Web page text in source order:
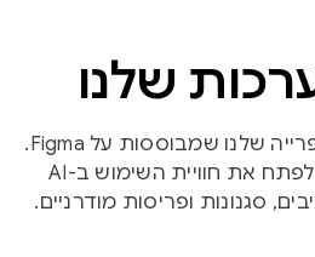
שלנו
כדאי לעיין בערכות הספרייה שלנו שמבוססות על Figma.
אתם יכולים להתחיל לפתח את חוויית השימוש ב-AI